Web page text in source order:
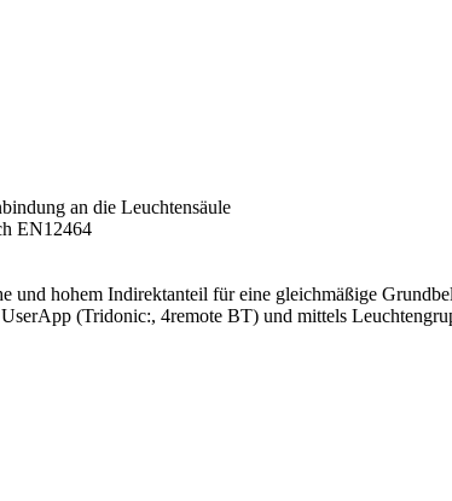
an die Leuchtensäule
EN12464
und hohem Indirektanteil für eine gleichmäßige
(Tridonic:, 4remote BT) und mittels